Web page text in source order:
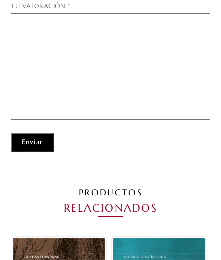
TU VALORACIÓN *
PRODUCTOS
RELACIONADOS